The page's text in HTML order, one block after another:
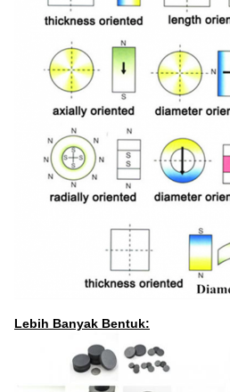
Lebih Banyak Bentuk: